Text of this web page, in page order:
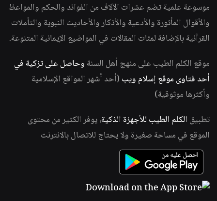
موسوعة علمية تضم عشرات الآلاف من الفوائد والحكم والمواعظ
والأقوال المأثورة والأدعية والأذكار والأحاديث النبوية والتأملات
القرآنية بالإضافة لمئات المقالات في المواضيع الإيمانية المتنوعة.
موقع الكلم الطيب على منهج أهل السنة وحاصل على تزكية في
أحد فتاوى موقع إسلام ويب (أحد أشهر المواقع الإسلامية
وأكثرها موثوقية)
تطبيق الكلم الطيب للأجهزة الذكية، يوفر الكثير من محتوى
الموقع في مساحة صغيرة ولا يحتاج للاتصال بالانترنت